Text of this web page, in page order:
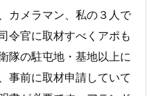
カメラマン、私の３人で
令官に取材すべくアポも
隊の駐屯地・基地以上に
事前に取材申請していて